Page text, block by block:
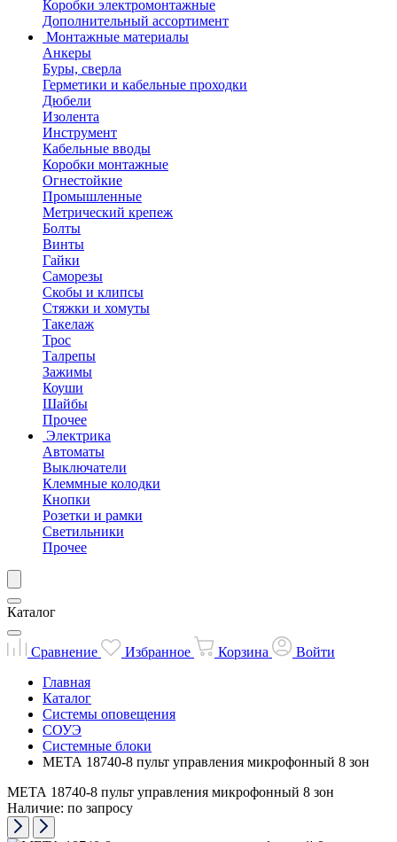
Коробки электромонтажные
Дополнительный ассортимент
Монтажные материалы
Анкеры
Буры, сверла
Герметики и кабельные проходки
Дюбели
Изолента
Инструмент
Кабельные вводы
Коробки монтажные
Огнестойкие
Промышленные
Метрический крепеж
Болты
Винты
Гайки
Саморезы
Скобы и клипсы
Стяжки и хомуты
Такелаж
Трос
Талрепы
Зажимы
Коуши
Шайбы
Прочее
Электрика
Автоматы
Выключатели
Клеммные колодки
Кнопки
Розетки и рамки
Светильники
Прочее
Каталог
Сравнение Избранное Корзина
Войти
Главная
Каталог
Системы оповещения
СОУЭ
Системные блоки
МЕТА 18740-8 пульт управления микрофонный 8 зон
МЕТА 18740-8 пульт управления микрофонный 8 зон
Наличие: по запросу